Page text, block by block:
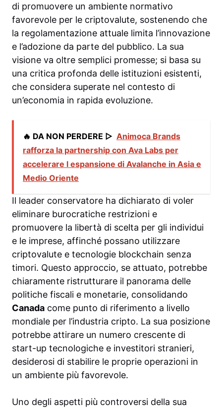
di promuovere un ambiente normativo
favorevole per le criptovalute, sostenendo che
la regolamentazione attuale limita l’innovazione
e l’adozione da parte del pubblico. La sua
visione va oltre semplici promesse; si basa su
una critica profonda delle istituzioni esistenti,
che considera superate nel contesto di
un’economia in rapida evoluzione.
🔥 DA NON PERDERE ▷ Animoca Brands
rafforza la partnership con Ava Labs per
accelerare l espansione di Avalanche in Asia e
Medio Oriente
Il leader conservatore ha dichiarato di voler
eliminare burocratiche restrizioni e
promuovere la libertà di scelta per gli individui
e le imprese, affinché possano utilizzare
criptovalute e tecnologie blockchain senza
timori. Questo approccio, se attuato, potrebbe
chiaramente ristrutturare il panorama delle
politiche fiscali e monetarie, consolidando
Canada come punto di riferimento a livello
mondiale per l’industria cripto. La sua posizione
potrebbe attirare un numero crescente di
start-up tecnologiche e investitori stranieri,
desiderosi di stabilire le proprie operazioni in
un ambiente più favorevole.
Uno degli aspetti più controversi della sua